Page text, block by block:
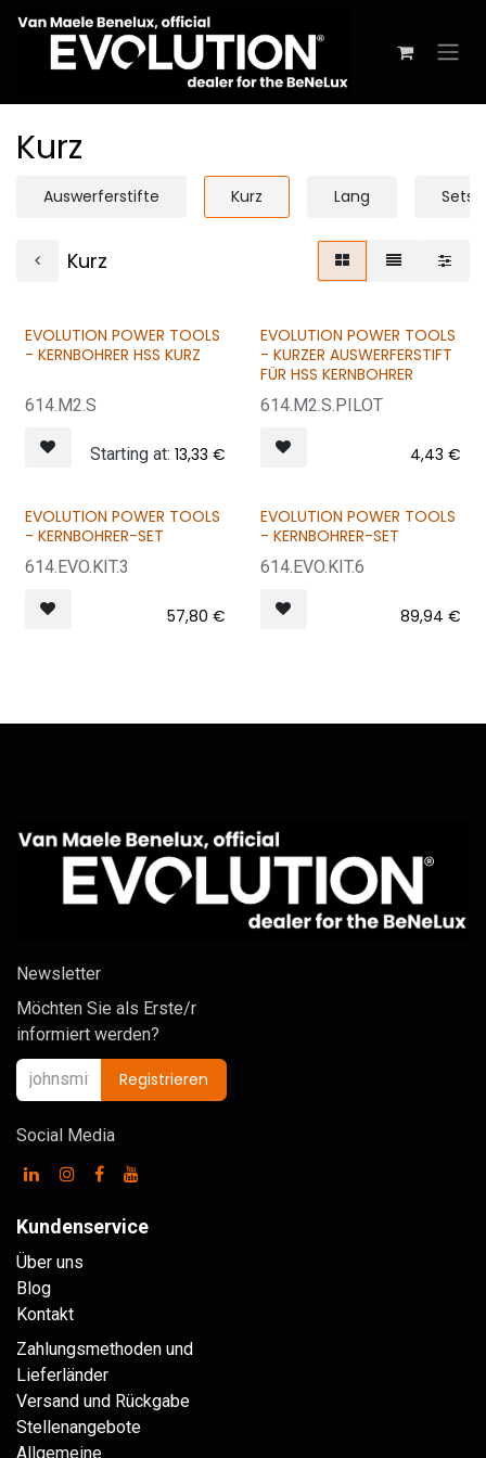
Kurz
Auswerferstifte Kurz Lang Sets
Kurz
EVOLUTION POWER TOOLS
- KERNBOHRER HSS KURZ
614.M2.S
Starting at: 13,33 €
EVOLUTION POWER TOOLS
- KURZER AUSWERFERSTIFT
FÜR HSS KERNBOHRER
614.M2.S.PILOT
4,43 €
EVOLUTION POWER TOOLS
- KERNBOHRER-SET
614.EVO.KIT.3
57,80 €
EVOLUTION POWER TOOLS
- KERNBOHRER-SET
614.EVO.KIT.6
89,94 €
Newsletter
Möchten Sie als Erste/r
informiert werden?
Registrieren
Social Media
Kundenservice
Über uns
Blog
Kontakt
Zahlungsmethoden und
Lieferländer
Versand und Rückgabe
Stellenangebote
Allgemeine